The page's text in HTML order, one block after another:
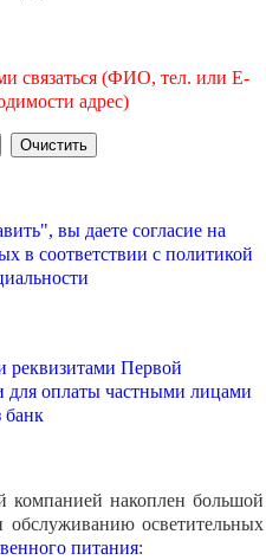
связаться (ФИО, тел. или E-
адрес)
вы даете согласие на
в соответствии с политикой
реквизитами Первой
для оплаты частными лицами
банк
компанией накоплен большой
осветительных
питания: